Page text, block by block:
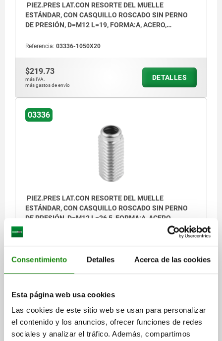
Consentimiento Detalles Acerca de las cookies
Esta página web usa cookies
Las cookies de este sitio web se usan para personalizar
el contenido y los anuncios, ofrecer funciones de redes
sociales y analizar el tráfico. Además, compartimos
PIEZ.PRES LAT.CON RESORTE DEL MUELLE
ESTÁNDAR, CON CASQUILLO ROSCADO SIN PERNO
DE PRESIÓN, D=M12 L=19, FORMA:A, ACERO,
Referencia: 03336-1050X20
$219.73
más IVA.
más gastos de envío
DETALLES
03336
PIEZ.PRES LAT.CON RESORTE DEL MUELLE
ESTÁNDAR, CON CASQUILLO ROSCADO SIN PERNO
DE PRESIÓN, D=M12 L=26,5, FORMA:A, ACERO,
$230.27
más IVA.
03336